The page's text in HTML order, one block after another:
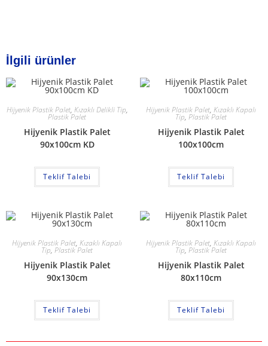
İlgili ürünler
Hijyenik Plastik Palet, Kızaklı Delikli Tip,
Plastik Palet
Hijyenik Plastik Palet
90x100cm KD
Teklif Talebi
Hijyenik Plastik Palet, Kızaklı Kapalı
Tip, Plastik Palet
Hijyenik Plastik Palet
100x100cm
Teklif Talebi
Hijyenik Plastik Palet, Kızaklı Kapalı
Tip, Plastik Palet
Hijyenik Plastik Palet
90x130cm
Teklif Talebi
Hijyenik Plastik Palet, Kızaklı Kapalı
Tip, Plastik Palet
Hijyenik Plastik Palet
80x110cm
Teklif Talebi